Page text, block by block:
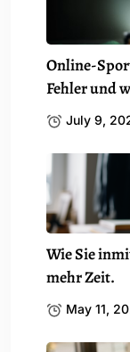
Online-
Fehler und
July 9,
Wie Sie
mehr Zeit.
May 11,